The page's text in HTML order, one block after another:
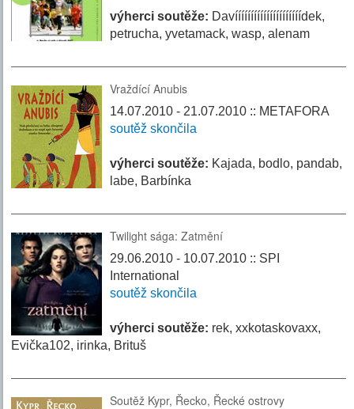
výherci soutěže: Davííííííííííííííííííííídek,
petrucha, yvetamack, wasp, alenam
Vraždící Anubis
14.07.2010 - 21.07.2010 :: METAFORA
soutěž skončila
výherci soutěže: Kajada, bodlo, pandab,
labe, Barbínka
Twilight sága: Zatmění
29.06.2010 - 10.07.2010 :: SPI
International
soutěž skončila
výherci soutěže: rek, xxkotaskovaxx,
Evička102, irinka, Brituš
Soutěž Kypr, Řecko, Řecké ostrovy